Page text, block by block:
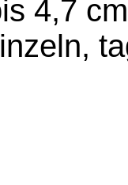
4,7 cm